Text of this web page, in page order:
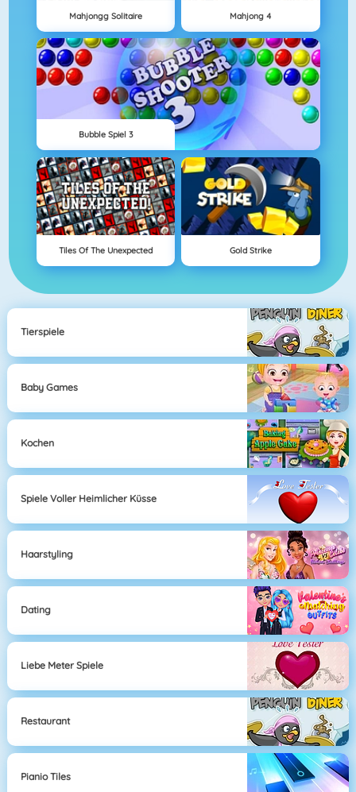
Mahjongg Solitaire Mahjong 4
Bubble Spiel 3
Tiles Of The Unexpected Gold Strike
Tierspiele
Baby Games
Kochen
Spiele Voller Heimlicher Küsse
Haarstyling
Dating
Liebe Meter Spiele
Restaurant
Pianio Tiles